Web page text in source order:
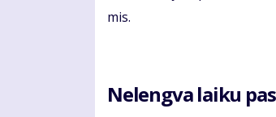
mis.
Ne­leng­va lai­ku